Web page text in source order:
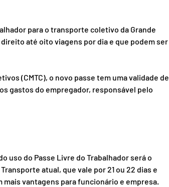
para o transporte coletivo da Grande
até oito viagens por dia e que podem ser
(CMTC), o novo passe tem uma validade de
gastos do empregador, responsável pelo
uso do Passe Livre do Trabalhador será o
atual, que vale por 21 ou 22 dias e
mais vantagens para funcionário e empresa.